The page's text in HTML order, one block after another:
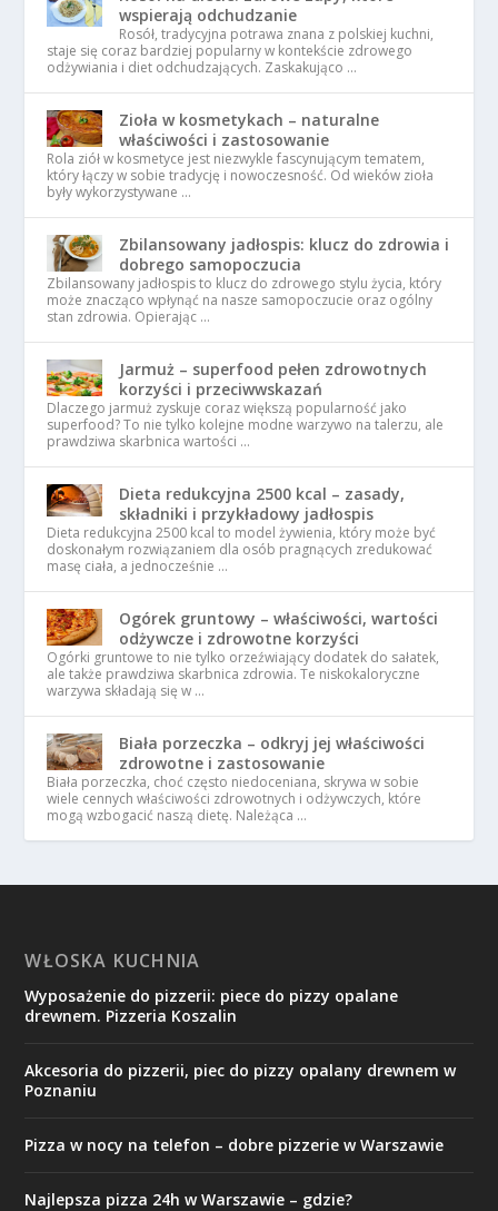
wspierają odchudzanie
Rosół, tradycyjna potrawa znana z polskiej kuchni,
staje się coraz bardziej popularny w kontekście zdrowego
odżywiania i diet odchudzających. Zaskakująco …
Zioła w kosmetykach – naturalne
właściwości i zastosowanie
Rola ziół w kosmetyce jest niezwykle fascynującym tematem,
który łączy w sobie tradycję i nowoczesność. Od wieków zioła
były wykorzystywane …
Zbilansowany jadłospis: klucz do zdrowia i
dobrego samopoczucia
Zbilansowany jadłospis to klucz do zdrowego stylu życia, który
może znacząco wpłynąć na nasze samopoczucie oraz ogólny
stan zdrowia. Opierając …
Jarmuż – superfood pełen zdrowotnych
korzyści i przeciwwskazań
Dlaczego jarmuż zyskuje coraz większą popularność jako
superfood? To nie tylko kolejne modne warzywo na talerzu, ale
prawdziwa skarbnica wartości …
Dieta redukcyjna 2500 kcal – zasady,
składniki i przykładowy jadłospis
Dieta redukcyjna 2500 kcal to model żywienia, który może być
doskonałym rozwiązaniem dla osób pragnących zredukować
masę ciała, a jednocześnie …
Ogórek gruntowy – właściwości, wartości
odżywcze i zdrowotne korzyści
Ogórki gruntowe to nie tylko orzeźwiający dodatek do sałatek,
ale także prawdziwa skarbnica zdrowia. Te niskokaloryczne
warzywa składają się w …
Biała porzeczka – odkryj jej właściwości
zdrowotne i zastosowanie
Biała porzeczka, choć często niedoceniana, skrywa w sobie
wiele cennych właściwości zdrowotnych i odżywczych, które
mogą wzbogacić naszą dietę. Należąca …
WŁOSKA KUCHNIA
Wyposażenie do pizzerii: piece do pizzy opalane
drewnem. Pizzeria Koszalin
Akcesoria do pizzerii, piec do pizzy opalany drewnem w
Poznaniu
Pizza w nocy na telefon – dobre pizzerie w Warszawie
Najlepsza pizza 24h w Warszawie – gdzie?